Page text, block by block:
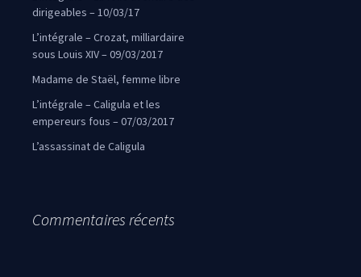
dirigeables – 10/03/17
L’intégrale – Crozat, milliardaire
sous Louis XIV – 09/03/2017
Madame de Staël, femme libre
L’intégrale – Caligula et les
empereurs fous – 07/03/2017
L’assassinat de Caligula
Commentaires récents